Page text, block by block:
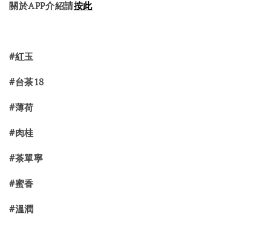
關於APP介紹請按此
#紅玉
#台茶18
#薄荷
#肉桂
#茶單寧
#蜜香
#溫潤